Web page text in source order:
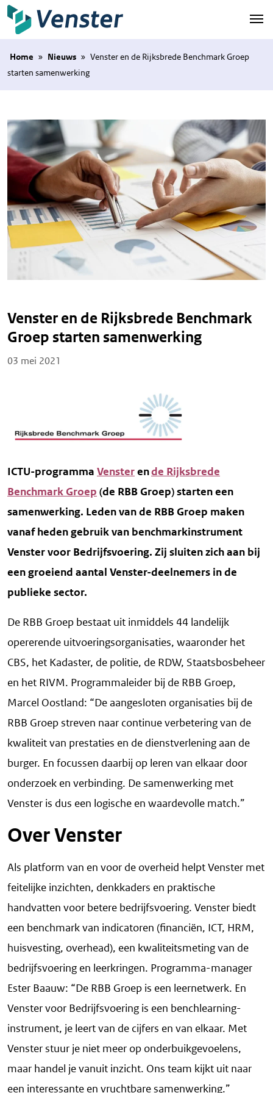
Naar hoofdinhoud
Home » Nieuws » Venster en de Rijksbrede Benchmark Groep
starten samenwerking
Venster en de Rijksbrede Benchmark
Groep starten samenwerking
Posted on
03 mei 2021
ICTU-programma Vensterende Rijksbrede
Benchmark Groep (de RBB Groep) starten een
samenwerking. Leden van de RBB Groep maken
vanaf heden gebruik van benchmarkinstrument
Venster voor Bedrijfsvoering. Zij sluiten zich aan bij
een groeiend aantal Venster-deelnemers in de
publieke sector.
De RBB Groep bestaat uit inmiddels 44 landelijk
opererende uitvoeringsorganisaties, waaronder het
CBS, het Kadaster, de politie, de RDW, Staatsbosbeheer
en het RIVM. Programmaleider bij de RBB Groep,
Marcel Oostland: “De aangesloten organisaties bij de
RBB Groep streven naar continue verbetering van de
kwaliteit van prestaties en de dienstverlening aan de
burger. En focussen daarbij op leren van elkaar door
onderzoek en verbinding. De samenwerking met
Venster is dus een logische en waardevolle match.”
Over Venster
Als platform van en voor de overheid helpt Venster met
feitelijke inzichten, denkkaders en praktische
handvatten voor betere bedrijfsvoering. Venster biedt
een benchmark van indicatoren (financiën, ICT, HRM,
huisvesting, overhead), een kwaliteitsmeting van de
bedrijfsvoering en leerkringen. Programma-manager
Ester Baauw: “De RBB Groep is een leernetwerk. En
Venster voor Bedrijfsvoering is een benchlearning-
instrument, je leert van de cijfers en van elkaar. Met
Venster stuur je niet meer op onderbuikgevoelens,
maar handel je vanuit inzicht. Ons team kijkt uit naar
een interessante en vruchtbare samenwerking.”